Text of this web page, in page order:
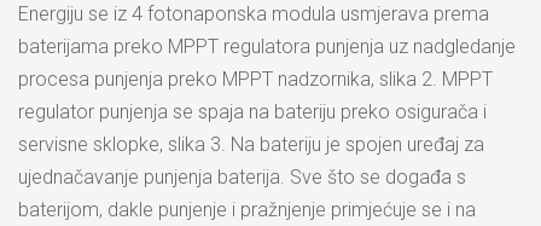
Energiju se iz 4 fotonaponska modula usmjerava prema
baterijama preko MPPT regulatora punjenja uz nadgledanje
procesa punjenja preko MPPT nadzornika, slika 2. MPPT
regulator punjenja se spaja na bateriju preko osigurača i
servisne sklopke, slika 3. Na bateriju je spojen uređaj za
ujednačavanje punjenja baterija. Sve što se događa s
baterijom, dakle punjenje i pražnjenje primjećuje se i na